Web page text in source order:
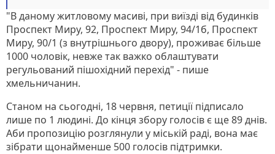
"В даному житловому масиві, при виїзді від будинків
Проспект Миру, 92, Проспект Миру, 94/1б, Проспект
Миру, 90/1 (з внутрішнього двору), проживає більше
1000 чоловік, невже так важко облаштувати
регульований пішохідний перехід" - пише
хмельничанин.
Станом на сьогодні, 18 червня, петиції підписало
лише по 1 людині. До кінця збору голосів є ще 89 днів.
Аби пропозицію розглянули у міській раді, вона має
зібрати щонайменше 500 голосів підтримки.